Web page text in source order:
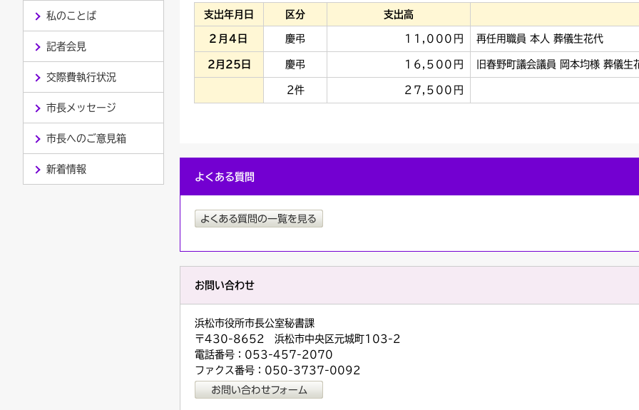
連絡ごみ
ユニバーサルデザイン
私のことば
記者会見
交際費執行状況
市長メッセージ
市長へのご意見箱
新着情報
支出年月日 区分 支出高
2月4日 慶弔 11,000円 再任用職員 本人 葬儀生花代
2月25日 慶弔 16,500円 旧春野町議会議員 岡本均様 葬儀生
2件 27,500円
よくある質問
お問い合わせ
浜松市役所市長公室秘書課
〒430-8652 浜松市中央区元城町103-2
電話番号：053-457-2070
ファクス番号：050-3737-0092